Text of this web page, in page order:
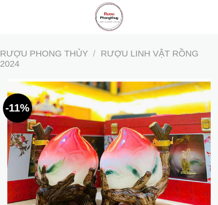
RƯỢU PHONG THỦY / RƯỢU LINH VẬT RỒNG
2024
-11%